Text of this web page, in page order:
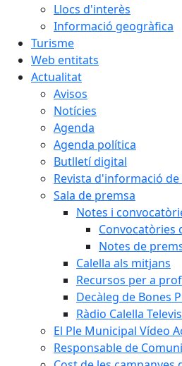
Llocs d'interès
Informació geogràfica
Turisme
Web entitats
Actualitat
Avisos
Notícies
Agenda
Agenda política
Butlletí digital
Revista d'informació
Sala de premsa
Notes i
Convocatòries
Notes de
Calella als mitjans
Recursos per a
Decàleg de Bones
Ràdio Calella
El Ple Municipal Vídeo
Responsable de